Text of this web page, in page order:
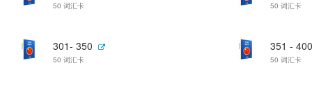
50 词汇卡 50 词汇卡
301- 350
50 词汇卡
351 - 400
50 词汇卡